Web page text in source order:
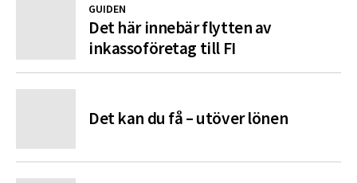
GUIDEN
Det här innebär flytten av
inkassoföretag till FI
Det kan du få – utöver lönen